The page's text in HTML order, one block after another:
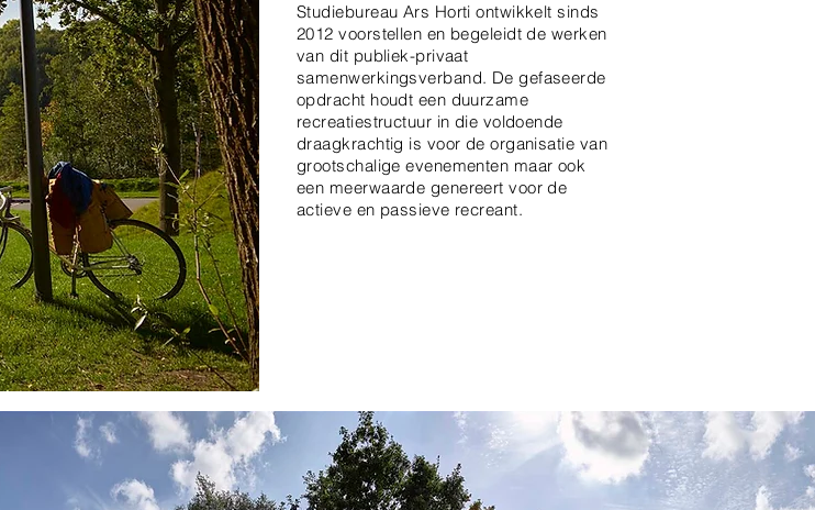
Studiebureau Ars Horti ontwikkelt sinds
2012 voorstellen en begeleidt de werken
van dit publiek-privaat
samenwerkingsverband. De gefaseerde
opdracht houdt een duurzame
recreatiestructuur in die voldoende
draagkrachtig is voor de organisatie van
grootschalige evenementen maar ook
een meerwaarde genereert voor de
actieve en passieve recreant.